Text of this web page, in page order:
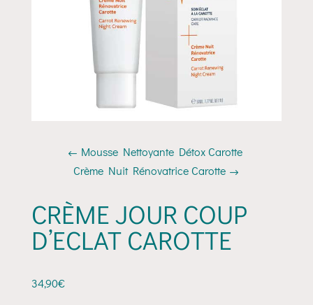
Mousse Nettoyante Détox Carotte
Crème Nuit Rénovatrice Carotte
CRÈME JOUR COUP
D’ECLAT CAROTTE
34,90€